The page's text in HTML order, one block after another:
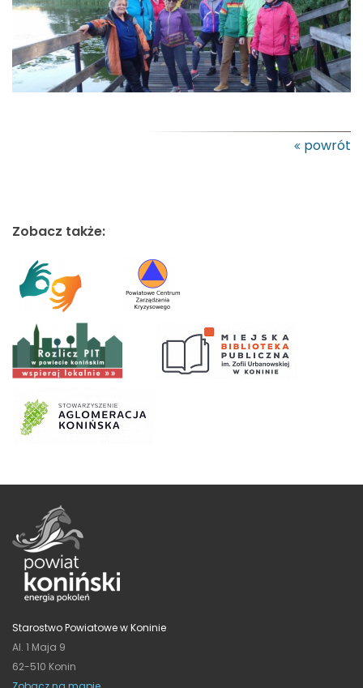
powrót
Zobacz także:
Starostwo Powiatowe w Koninie
Al. 1 Maja 9
62-510 Konin